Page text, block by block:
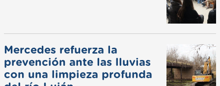
Mercedes refuerza la
prevención ante las lluvias
con una limpieza profunda